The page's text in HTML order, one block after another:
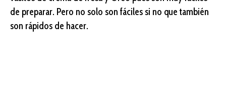
de preparar. Pero no solo son fáciles si no que también
son rápidos de hacer.